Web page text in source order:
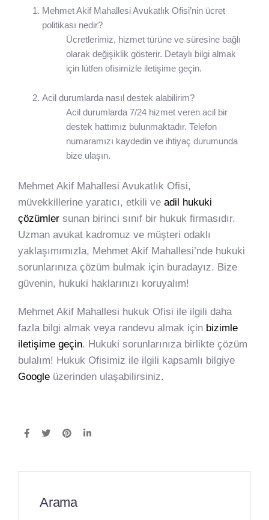
Mehmet Akif Mahallesi Avukatlık Ofisi’nin ücret
politikası nedir?
Ücretlerimiz, hizmet türüne ve süresine bağlı
olarak değişiklik gösterir. Detaylı bilgi almak
için lütfen ofisimizle iletişime geçin.
Acil durumlarda nasıl destek alabilirim?
Acil durumlarda 7/24 hizmet veren acil bir
destek hattımız bulunmaktadır. Telefon
numaramızı kaydedin ve ihtiyaç durumunda
bize ulaşın.
Mehmet Akif Mahallesi Avukatlık Ofisi,
müvekkillerine yaratıcı, etkili ve adil hukuki
çözümler sunan birinci sınıf bir hukuk firmasıdır.
Uzman avukat kadromuz ve müşteri odaklı
yaklaşımımızla, Mehmet Akif Mahallesi’nde hukuki
sorunlarınıza çözüm bulmak için buradayız. Bize
güvenin, hukuki haklarınızı koruyalım!
Mehmet Akif Mahallesi hukuk Ofisi ile ilgili daha
fazla bilgi almak veya randevu almak için bizimle
iletişime geçin. Hukuki sorunlarınıza birlikte çözüm
bulalım! Hukuk Ofisimiz ile ilgili kapsamlı bilgiye
Google üzerinden ulaşabilirsiniz.
Arama